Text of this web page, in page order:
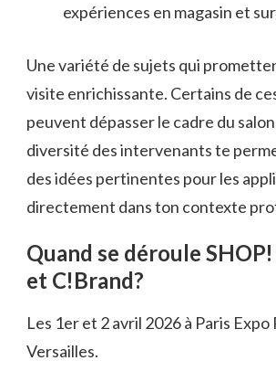
expériences en magasin et
Une variété de sujets qui
visite enrichissante. Certains de
peuvent dépasser le cadre du
diversité des intervenants te
des idées pertinentes pour les
directement dans ton contexte
Quand se déroule
et C!Brand?
Les 1er et 2 avril 2026 à Paris Expo
Versailles.